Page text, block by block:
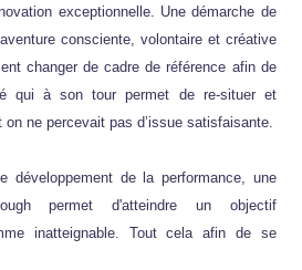
exceptionnelle. Une démarche de
consciente, volontaire et créative
changer de cadre de référence afin de
qui à son tour permet de re-situer et
ne percevait pas d’issue satisfaisante.
développement de la performance, une
permet d'atteindre un objectif
inatteignable. Tout cela afin de se